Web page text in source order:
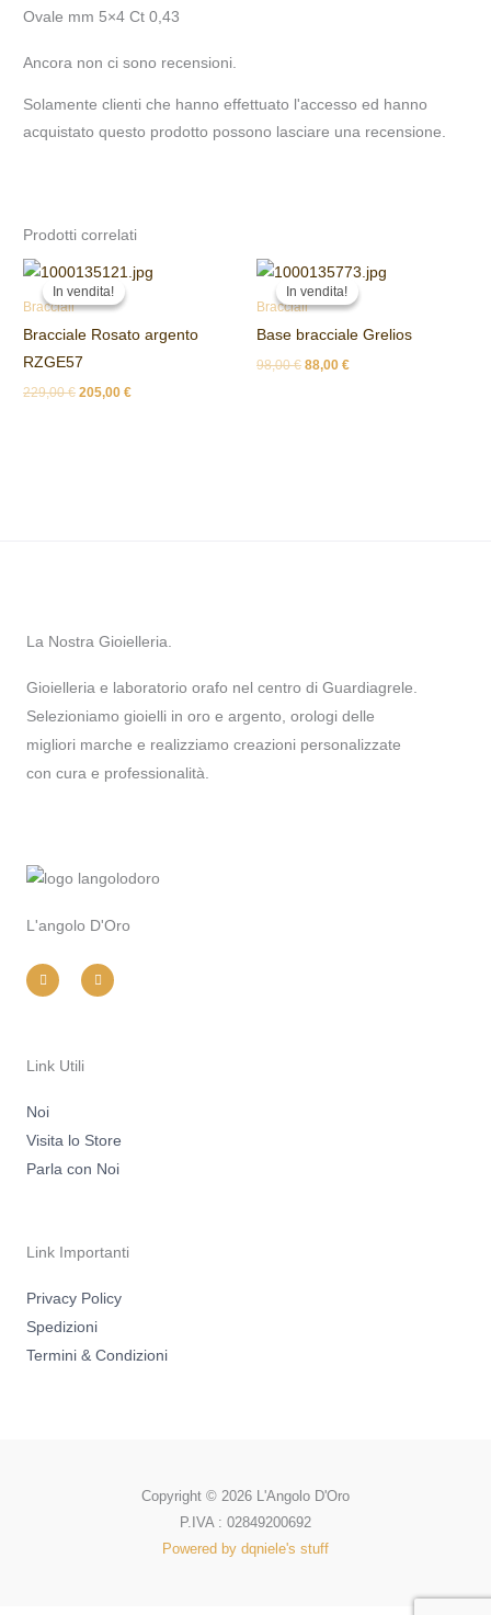
Ovale mm 5×4 Ct 0,43
Ancora non ci sono recensioni.
Solamente clienti che hanno effettuato l'accesso ed hanno
acquistato questo prodotto possono lasciare una recensione.
Prodotti correlati
In vendita!
In vendita!
Bracciali
Bracciale Rosato argento
RZGE57
229,00€
Il
prezzo
originale
229,00 €.
205,00€
Il
prezzo
205,00 €.
In vendita!
In vendita!
Bracciali
Base bracciale Grelios
98,00€
Il
prezzo
originale
98,00 €.
88,00 €
Il
prezzo
attuale
88,00 €.
La Nostra Gioielleria.
Gioielleria e laboratorio orafo nel centro di Guardiagrele.
Selezioniamo gioielli in oro e argento, orologi delle
migliori marche e realizziamo creazioni personalizzate
con cura e professionalità.
L'angolo D'Oro
n
s
t
m
a
c
e
Link Utili
Noi
Visita lo Store
Parla con Noi
Link Importanti
Privacy Policy
Spedizioni
Termini & Condizioni
Copyright © 2026 L'Angolo D'Oro
P.IVA : 02849200692
Powered by dqniele's stuff